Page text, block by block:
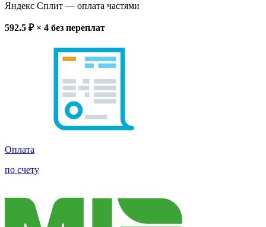
Яндекс Сплит — оплата частями
592.5 ₽ × 4 без переплат
Оплата
по счету